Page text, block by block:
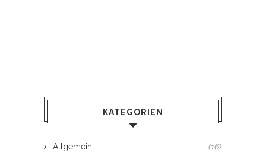
KATEGORIEN
Allgemein (16)